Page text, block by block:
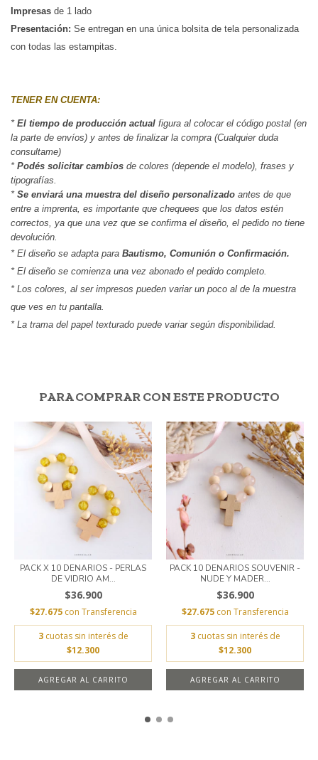
Impresas de 1 lado
Presentación: Se entregan en una única bolsita de tela personalizada
con todas las estampitas.
TENER EN CUENTA:
* El tiempo de producción actual figura al colocar el código postal (en
la parte de envíos) y antes de finalizar la compra (Cualquier duda
consultame)
* Podés solicitar cambios de colores (depende el modelo), frases y
tipografías.
* Se enviará una muestra del diseño personalizado antes de que
entre a imprenta, es importante que chequees que los datos estén
correctos, ya que una vez que se confirma el diseño, el pedido no tiene
devolución.
* El diseño se adapta para Bautismo, Comunión o Confirmación.
* El diseño se comienza una vez abonado el pedido completo.
* Los colores, al ser impresos pueden variar un poco al de la muestra
que ves en tu pantalla.
* La trama del papel texturado puede variar según disponibilidad.
PARA COMPRAR CON ESTE PRODUCTO
PACK X 10 DENARIOS - PERLAS
DE VIDRIO AM...
$36.900
$27.675 con Transferencia
3 cuotas sin interés de
$12.300
AGREGAR AL CARRITO
PACK 10 DENARIOS SOUVENIR -
NUDE Y MADER...
$36.900
$27.675 con Transferencia
3 cuotas sin interés de
$12.300